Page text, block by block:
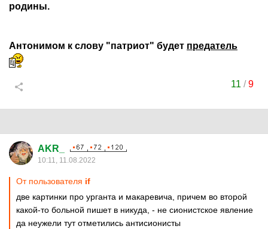
родины.
Антонимом к слову "патриот" будет предатель
11 /9
AKR_
10:11, 11.08.2022
От пользователя if
две картинки про урганта и макаревича, причем во второй
какой-то больной пишет в никуда, - не сионистское явление
да неужели тут отметились антисионисты